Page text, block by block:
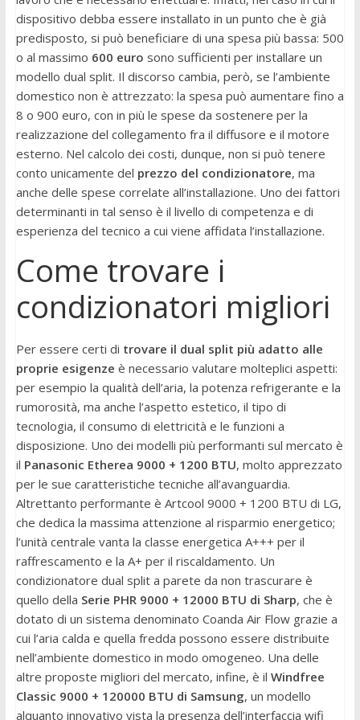
dispositivo debba essere installato in un punto che è già
predisposto, si può beneficiare di una spesa più bassa: 500
o al massimo 600 euro sono sufficienti per installare un
modello dual split. Il discorso cambia, però, se l’ambiente
domestico non è attrezzato: la spesa può aumentare fino a
8 o 900 euro, con in più le spese da sostenere per la
realizzazione del collegamento fra il diffusore e il motore
esterno. Nel calcolo dei costi, dunque, non si può tenere
conto unicamente del prezzo del condizionatore, ma
anche delle spese correlate all’installazione. Uno dei fattori
determinanti in tal senso è il livello di competenza e di
esperienza del tecnico a cui viene affidata l’installazione.
Come trovare i
condizionatori migliori
Per essere certi di trovare il dual split più adatto alle
proprie esigenze è necessario valutare molteplici aspetti:
per esempio la qualità dell’aria, la potenza refrigerante e la
rumorosità, ma anche l’aspetto estetico, il tipo di
tecnologia, il consumo di elettricità e le funzioni a
disposizione. Uno dei modelli più performanti sul mercato è
il Panasonic Etherea 9000 + 1200 BTU, molto apprezzato
per le sue caratteristiche tecniche all’avanguardia.
Altrettanto performante è Artcool 9000 + 1200 BTU di LG,
che dedica la massima attenzione al risparmio energetico;
l’unità centrale vanta la classe energetica A+++ per il
raffrescamento e la A+ per il riscaldamento. Un
condizionatore dual split a parete da non trascurare è
quello della Serie PHR 9000 + 12000 BTU di Sharp, che è
dotato di un sistema denominato Coanda Air Flow grazie a
cui l’aria calda e quella fredda possono essere distribuite
nell’ambiente domestico in modo omogeneo. Una delle
altre proposte migliori del mercato, infine, è il Windfree
Classic 9000 + 120000 BTU di Samsung, un modello
alquanto innovativo vista la presenza dell’interfaccia wifi